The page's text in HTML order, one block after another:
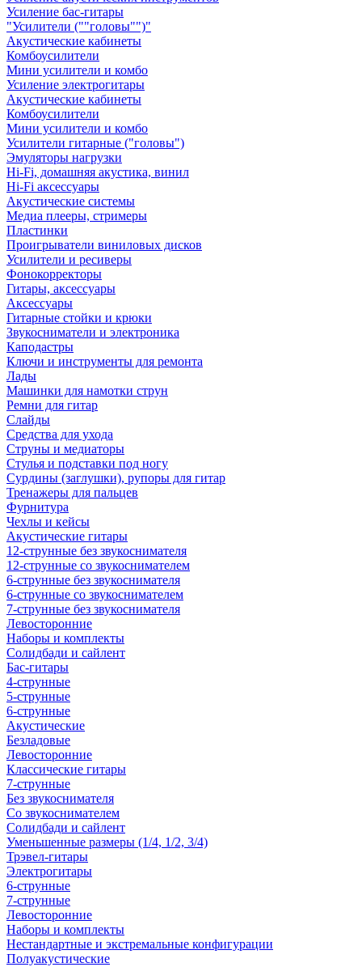
Усиление бас-гитары
"Усилители (""головы"")"
Акустические кабинеты
Комбоусилители
Мини усилители и комбо
Усиление электрогитары
Акустические кабинеты
Комбоусилители
Мини усилители и комбо
Усилители гитарные ("головы")
Эмуляторы нагрузки
Hi-Fi, домашняя акустика, винил
Hi-Fi аксессуары
Акустические системы
Медиа плееры, стримеры
Пластинки
Проигрыватели виниловых дисков
Усилители и ресиверы
Фонокорректоры
Гитары, аксессуары
Аксессуары
Гитарные стойки и крюки
Звукосниматели и электроника
Каподастры
Ключи и инструменты для ремонта
Лады
Машинки для намотки струн
Ремни для гитар
Слайды
Средства для ухода
Струны и медиаторы
Стулья и подставки под ногу
Сурдины (заглушки), рупоры для гитар
Тренажеры для пальцев
Фурнитура
Чехлы и кейсы
Акустические гитары
12-струнные без звукоснимателя
12-струнные со звукоснимателем
6-струнные без звукоснимателя
6-струнные со звукоснимателем
7-струнные без звукоснимателя
Левосторонние
Наборы и комплекты
Солидбади и сайлент
Бас-гитары
4-струнные
5-струнные
6-струнные
Акустические
Безладовые
Левосторонние
Классические гитары
7-струнные
Без звукоснимателя
Со звукоснимателем
Солидбади и сайлент
Уменьшенные размеры (1/4, 1/2, 3/4)
Трэвел-гитары
Электрогитары
6-струнные
7-струнные
Левосторонние
Наборы и комплекты
Нестандартные и экстремальные конфигурации
Полуакустические